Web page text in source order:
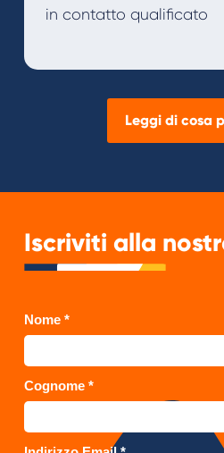
in contatto qualificato
Leggi di cosa
Iscriviti alla